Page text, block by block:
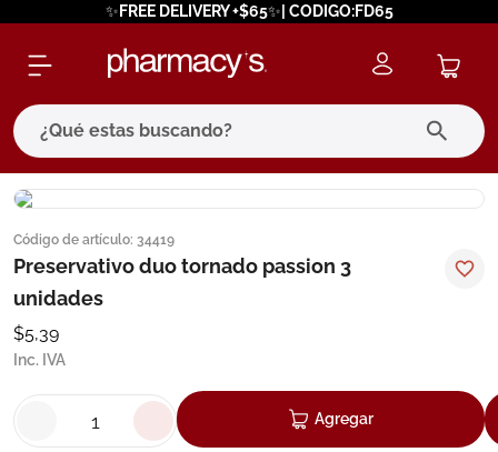
✨FREE DELIVERY +$65✨| CODIGO:FD65
¿Qué estas buscando?
Código de artículo: 34419
Preservativo duo tornado passion 3
unidades
$5,39
Inc. IVA
Agregar
términos más buscados
1. eucerin
4.
5. cerave